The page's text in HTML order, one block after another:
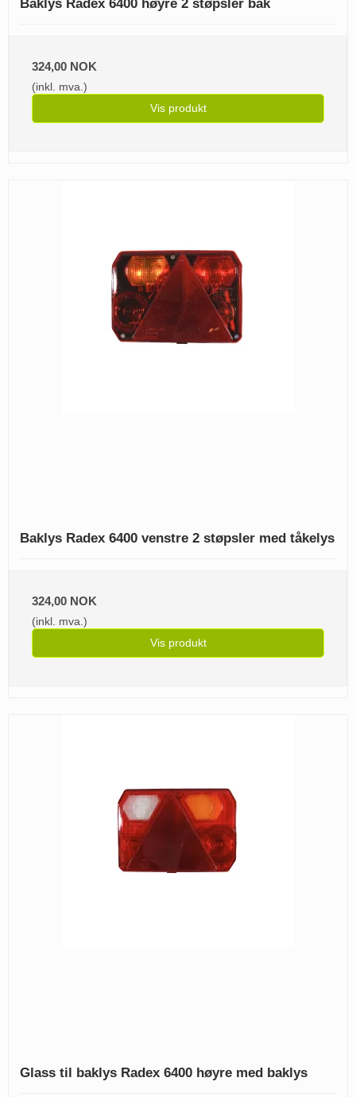
Baklys Radex 6400 høyre 2 støpsler bak
324,00 NOK
(inkl. mva.)
Vis produkt
Baklys Radex 6400 venstre 2 støpsler med tåkelys
324,00 NOK
(inkl. mva.)
Vis produkt
Glass til baklys Radex 6400 høyre med baklys